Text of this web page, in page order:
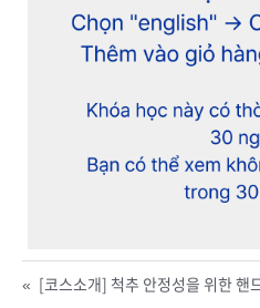
« [코스소개] 척추 안정성을 위한 핸